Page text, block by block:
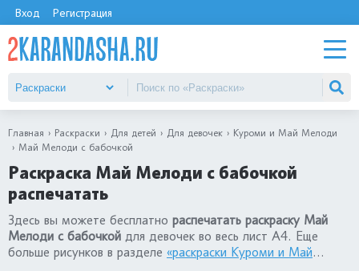
Вход Регистрация
Главная Раскраски Для детей Для девочек
Куроми и Май Мелоди
Май Мелоди с бабочкой
Раскраска Май Мелоди с бабочкой
распечатать
Здесь вы можете бесплатно распечатать раскраску Май
Мелоди с бабочкой для девочек во весь лист А4. Еще
больше рисунков в разделе «раскраски Куроми и Май